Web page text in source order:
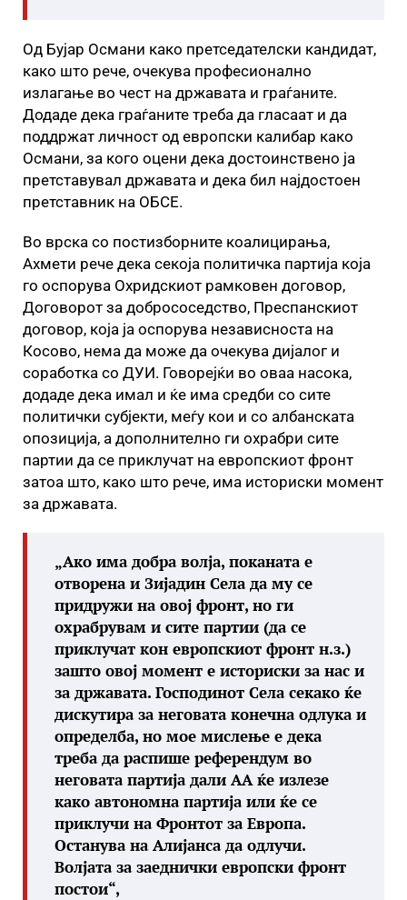
Од Бујар Османи како претседателски кандидат,
како што рече, очекува професионално
излагање во чест на државата и граѓаните.
Додаде дека граѓаните треба да гласаат и да
поддржат личност од европски калибар како
Османи, за кого оцени дека достоинствено ја
претставувал државата и дека бил најдостоен
претставник на ОБСЕ.
Во врска со постизборните коалицирања,
Ахмети рече дека секоја политичка партија која
го оспорува Охридскиот рамковен договор,
Договорот за добрососедство, Преспанскиот
договор, која ја оспорува независноста на
Косово, нема да може да очекува дијалог и
соработка со ДУИ. Говорејќи во оваа насока,
додаде дека имал и ќе има средби со сите
политички субјекти, меѓу кои и со албанската
опозиција, а дополнително ги охрабри сите
партии да се приклучат на европскиот фронт
затоа што, како што рече, има историски момент
за државата.
„Ако има добра волја, поканата е
отворена и Зијадин Села да му се
придружи на овој фронт, но ги
охрабрувам и сите партии (да се
приклучат кон европскиот фронт н.з.)
зашто овој момент е историски за нас и
за државата. Господинот Села секако ќе
дискутира за неговата конечна одлука и
определба, но мое мислење е дека
треба да распише референдум во
неговата партија дали АА ќе излезе
како автономна партија или ќе се
приклучи на Фронтот за Европа.
Останува на Алијанса да одлучи.
Волјата за заеднички европски фронт
постои“,